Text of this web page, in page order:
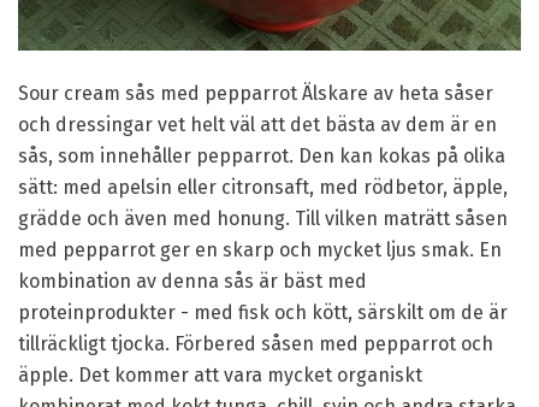
Sour cream sås med pepparrot Älskare av heta såser
och dressingar vet helt väl att det bästa av dem är en
sås, som innehåller pepparrot. Den kan kokas på olika
sätt: med apelsin eller citronsaft, med rödbetor, äpple,
grädde och även med honung. Till vilken maträtt såsen
med pepparrot ger en skarp och mycket ljus smak. En
kombination av denna sås är bäst med
proteinprodukter - med fisk och kött, särskilt om de är
tillräckligt tjocka. Förbered såsen med pepparrot och
äpple. Det kommer att vara mycket organiskt